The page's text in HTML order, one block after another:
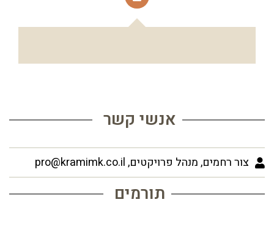
אנשי קשר
צור רחמים, מנהל פרויקטים, pro@kramimk.co.il
תורמים